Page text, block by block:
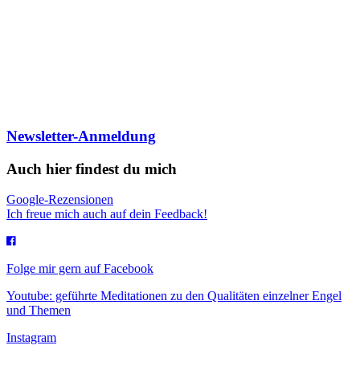
Newsletter-Anmeldung
Auch hier findest du mich
Google-Rezensionen
Ich freue mich auch auf dein Feedback!
Folge mir gern auf Facebook
Youtube: geführte Meditationen zu den Qualitäten einzelner Engel
und Themen
Instagram